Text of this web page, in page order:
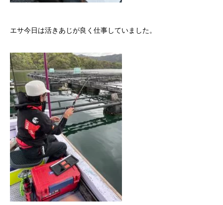
エサ今日は活きあじが良く仕事していました。